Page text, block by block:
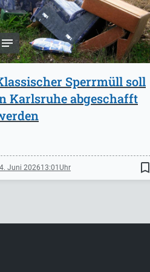
Sperrmüll soll
Karlsruhe abgeschafft
Juni 202613:01 bookmark_border